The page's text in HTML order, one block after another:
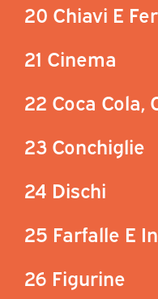
20 Chiavi E
21 Cinema
22 Coca Cola,
23 Conchiglie
24 Dischi
25 Farfalle E
26 Figurine